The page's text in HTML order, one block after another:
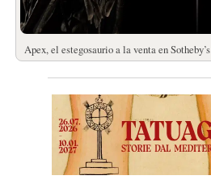
Apex, el estegosaurio a la venta en Sotheby’s